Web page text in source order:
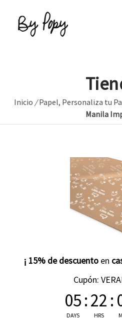
Inicio /Papel, Personaliza tu
Manila
¡ 15% de descuento en
Cupón:
05
DAYS
:22
HRS
: